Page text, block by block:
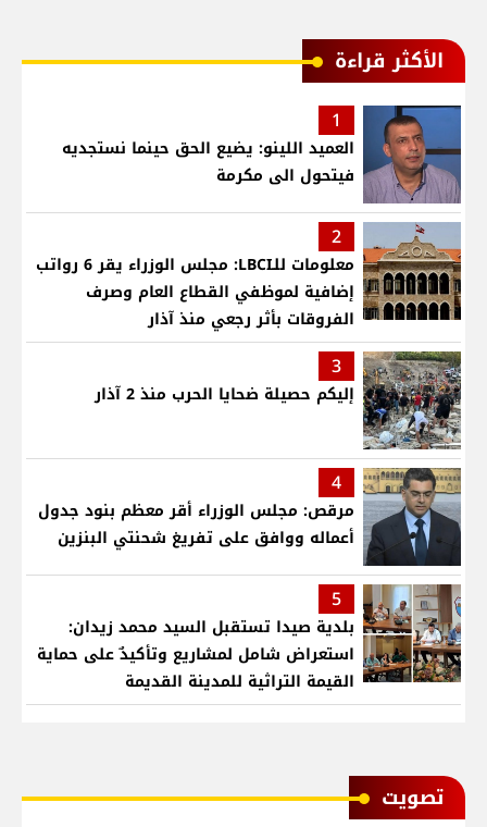
الأكثر قراءة
1
العميد اللينو: يضيع الحق حينما نستجديه
فيتحول الى مكرمة
2
معلومات للـLBCI: مجلس الوزراء يقر 6 رواتب
إضافية لموظفي القطاع العام وصرف
الفروقات بأثر رجعي منذ آذار
3
إليكم حصيلة ضحايا الحرب منذ 2 آذار
4
مرقص: مجلس الوزراء أقر معظم بنود جدول
أعماله ووافق على تفريغ شحنتي البنزين
5
بلدية صيدا تستقبل السيد محمد زيدان:
استعراض شامل لمشاريع وتأكيدٌ على حماية
القيمة التراثية للمدينة القديمة
ﺗﺼﻮﻳﺖ